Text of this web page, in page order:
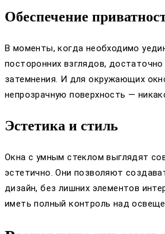
Обеспечение
В моменты, когда необходимо
посторонних взглядов,
затемнения. И для окружающих
непрозрачную поверхность —
Эстетика и стиль
Окна с умным стеклом выглядят
эстетично. Они позволяют
дизайн, без лишних элементов
иметь полный контроль над